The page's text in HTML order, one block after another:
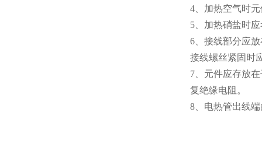
4、加热空气时
5、加热硝盐时
6、接线部分应
接线螺丝紧固时
7、元件应存放
复绝缘电阻。
8、电热管出线